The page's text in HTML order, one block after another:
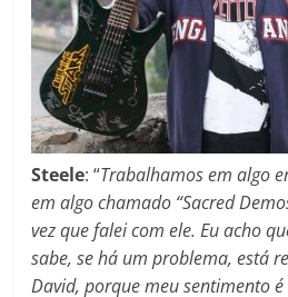
Steele: “Trabalhamos em algo
em algo chamado “Sacred
vez que falei com ele. Eu acho
sabe, se há um problema, está
David, porque meu sentimento